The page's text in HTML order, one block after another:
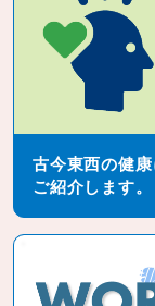
古今東西の健
ご紹介します。